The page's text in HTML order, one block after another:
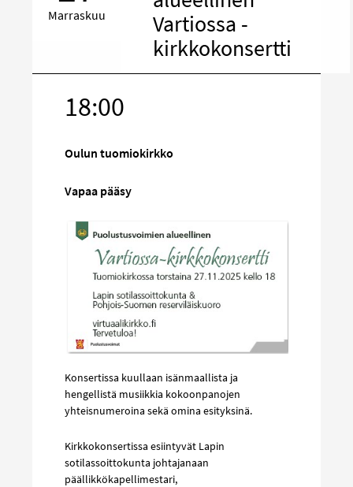
Marraskuu
Vartiossa -
kirkkokonsertti
18:00
Oulun tuomiokirkko
Vapaa pääsy
Konsertissa kuullaan isänmaallista ja
hengellistä musiikkia kokoonpanojen
yhteisnumeroina sekä omina esityksinä.
Kirkkokonsertissa esiintyvät Lapin
sotilassoittokunta johtajanaan
päällikkökapellimestari,